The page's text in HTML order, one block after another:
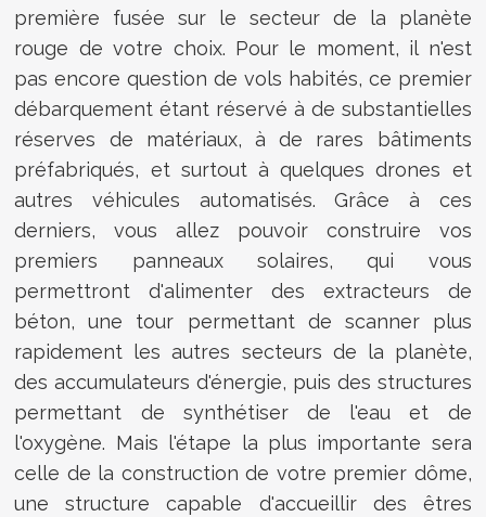
première fusée sur le secteur de la planète
rouge de votre choix. Pour le moment, il n'est
pas encore question de vols habités, ce premier
débarquement étant réservé à de substantielles
réserves de matériaux, à de rares bâtiments
préfabriqués, et surtout à quelques drones et
autres véhicules automatisés. Grâce à ces
derniers, vous allez pouvoir construire vos
premiers panneaux solaires, qui vous
permettront d'alimenter des extracteurs de
béton, une tour permettant de scanner plus
rapidement les autres secteurs de la planète,
des accumulateurs d'énergie, puis des structures
permettant de synthétiser de l'eau et de
l'oxygène. Mais l'étape la plus importante sera
celle de la construction de votre premier dôme,
une structure capable d'accueillir des êtres